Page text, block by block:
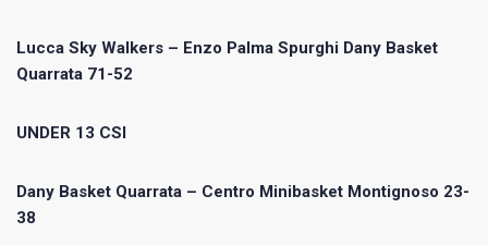
Lucca Sky Walkers – Enzo Palma Spurghi Dany Basket
Quarrata 71-52
UNDER 13 CSI
Dany Basket Quarrata – Centro Minibasket Montignoso 23-
38